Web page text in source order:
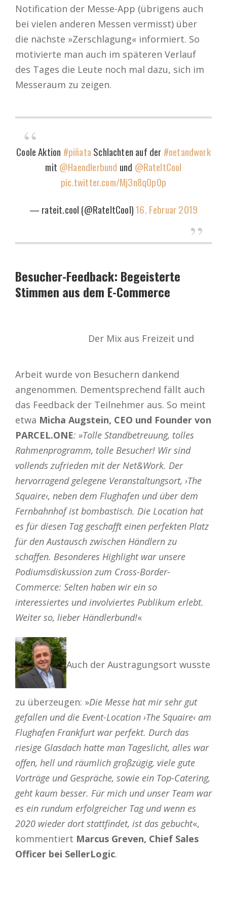
Notification der Messe-App (übrigens auch
bei vielen anderen Messen vermisst) über
die nächste »Zerschlagung« informiert. So
motivierte man auch im späteren Verlauf
des Tages die Leute noch mal dazu, sich im
Messeraum zu zeigen.
Coole Aktion #piñata Schlachten auf der #netandwork
mit @Haendlerbund und @RateItCool
pic.twitter.com/Mj3n8q0p0p
— rateit.cool (@RateItCool)16. Februar 2019
Besucher-Feedback: Begeisterte
Stimmen aus dem E-Commerce
Der Mix aus Freizeit und
Arbeit wurde von Besuchern dankend
angenommen. Dementsprechend fällt auch
das Feedback der Teilnehmer aus. So meint
etwa Micha Augstein, CEO und Founder von
PARCEL.ONE: »Tolle Standbetreuung, tolles
Rahmenprogramm, tolle Besucher! Wir sind
vollends zufrieden mit der Net&Work. Der
hervorragend gelegene Veranstaltungsort, ›The
Squaire‹, neben dem Flughafen und über dem
Fernbahnhof ist bombastisch. Die Location hat
es für diesen Tag geschafft einen perfekten Platz
für den Austausch zwischen Händlern zu
schaffen. Besonderes Highlight war unsere
Podiumsdiskussion zum Cross-Border-
Commerce: Selten haben wir ein so
interessiertes und involviertes Publikum erlebt.
Weiter so, lieber Händlerbund!«
Auch der Austragungsort wusste
zu überzeugen: »Die Messe hat mir sehr gut
gefallen und die Event-Location ›The Squaire‹ am
Flughafen Frankfurt war perfekt. Durch das
riesige Glasdach hatte man Tageslicht, alles war
offen, hell und räumlich großzügig, viele gute
Vorträge und Gespräche, sowie ein Top-Catering,
geht kaum besser. Für mich und unser Team war
es ein rundum erfolgreicher Tag und wenn es
2020 wieder dort stattfindet, ist das gebucht«,
kommentiert Marcus Greven, Chief Sales
Officer bei SellerLogic.